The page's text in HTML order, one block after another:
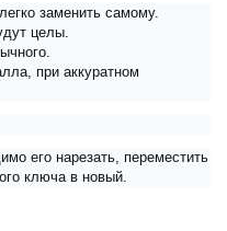
заменить самому.
целы.
при аккуратном
его нарезать, переместить
ключа в новый.